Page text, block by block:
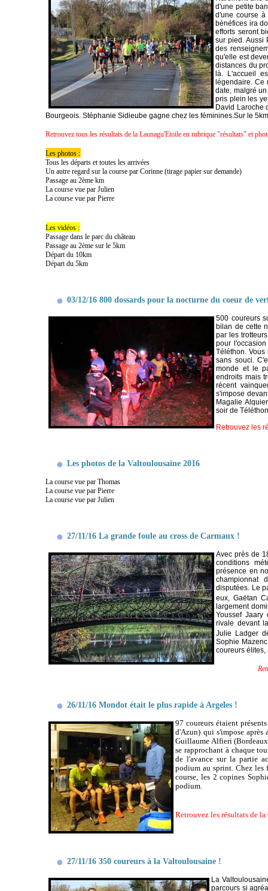
d'une petite
d'une course
bénéfices ira
efforts seront
sur pied. Aussi
des
qu'elle est
distances du
là. L'accueil
légendaire. Ce
date, malgré
pris plein les
David Laroche
Bourgeois. Stéphanie Sidieube gagne chez les féminines.Sur le
Retrouvez tous les résultats de la Launagu'Etoile en rubrique "résultats" et
Les photos :
Tous les départs et toutes les arrivées
Un autre regard sur la course par Corinne (tirage papier sur demande)
Passage au 2ème km
La course vue par Julien
La course vue par Pierre
Les vidéos :
Passage dans le parc du château
Passage au 2ème sur le 5km
Départ du 10km
Départ du 5km
03/12/16 800 dossards pour la nocturne du coeur de
500 coureurs
bilan de cette
par les
pour
Téléthon.
sans souci.
monde et le
endroits mais
récent
s'impose
Magalie
soir de
Retrouvez les
Les photos de la Valtoulousaine 2016
La course vue par Thomas
La course vue par Pierre
La course vue par Julien
27/11/16 La grande foule au cross de Carmaux !
Avec près de
conditions
présence en
championnat
disputées. Le
eux, Gaëtan
largement
Youssef Jaary
rivale devant
Julie Ladger
Sophie
coureurs
26/11/16 Mondot était le plus rapide à Argeles !
97 coureurs étaient
d'Azun) qui s'impose après
Guillaume Alfieri
se rapprochant à chaque
de l'avance sur la partie
podium au sprint. Chez les
course, les 2 copines
podium.
Retrouvez les résultats de
27/11/16 350 coureurs à la Valtoulousaine !
La
parcours si